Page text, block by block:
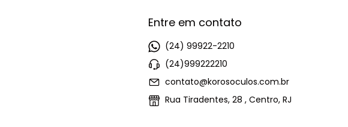
Entre em contato
(24) 99922-2210
(24)999222210
contato@korosoculos.com.br
Rua Tiradentes, 28 , Centro, RJ